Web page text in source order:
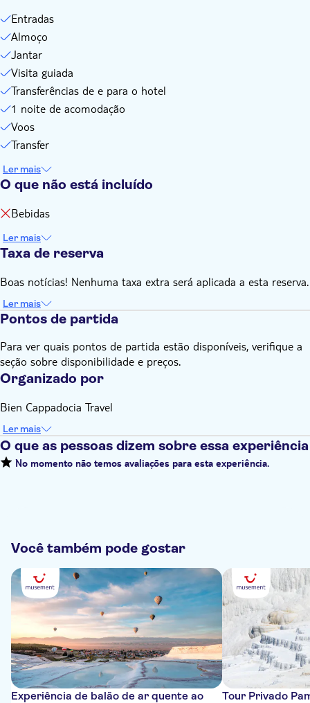
Lembre-se de trazer:
Você usará companhias aéreas para transporte; portanto,
certifique-se de levar seus passaportes durante esta viagem
Além disso, é recomendável que você leve consigo alguma
moeda local para suas pequenas necessidades, como
bebidas, etc. em Lira Turca.
Entradas
Almoço
Jantar
Visita guiada
Transferências de e para o hotel
1 noite de acomodação
Voos
Transfer
Ler mais
O que não está incluído
Bebidas
Ler mais
Taxa de reserva
Boas notícias! Nenhuma taxa extra será aplicada a esta reserva.
Ler mais
Pontos de partida
Para ver quais pontos de partida estão disponíveis, verifique a
seção sobre disponibilidade e preços.
Organizado por
Bien Cappadocia Travel
Ler mais
O que as pessoas dizem sobre essa experiência
No momento não temos avaliações para esta experiência.
Você também pode gostar
Experiência de balão de ar quente ao
Tour Privado